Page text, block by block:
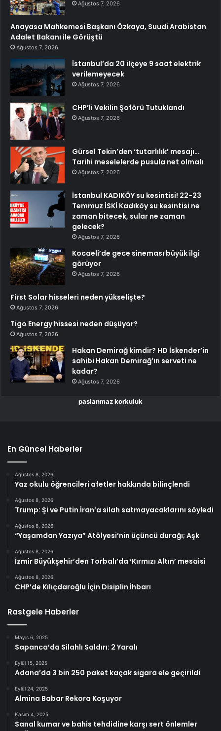
Ağustos 7, 2026
Anayasa Mahkemesi Başkanı Özkaya, Suudi Arabistan
Adalet Bakanı ile Görüştü
Ağustos 7, 2026
İstanbul’da 20 ilçeye 9 saat elektrik
verilemeyecek
Ağustos 7, 2026
CHP’li Vekilin Şoförü Tutuklandı
Ağustos 7, 2026
Gürsel Tekin’den ‘tutarlılık’ mesajı…
Tarihi meselelerde pusula net olmalı
Ağustos 7, 2026
İstanbul KADIKÖY su kesintisi! 22-23
Temmuz İSKİ Kadıköy su kesintisi ne
zaman bitecek, sular ne zaman
gelecek?
Ağustos 7, 2026
Kocaeli’de gece sineması büyük ilgi
görüyor
Ağustos 7, 2026
First Solar hisseleri neden yükselişte?
Ağustos 7, 2026
Tigo Energy hissesi neden düşüyor?
Ağustos 7, 2026
Hakan Demirağ kimdir? HD İskender’in
sahibi Hakan Demirağ’ın serveti ne
kadar?
Ağustos 7, 2026
paslanmaz korkuluk
En Güncel Haberler
Ağustos 8, 2026
Yaz okulu öğrencileri afetler hakkında bilinçlendi
Ağustos 8, 2026
Trump: Şi ve Putin İran’a silah satmayacaklarını söyledi
Ağustos 8, 2026
“Yaşamdan Yazıya” Atölyesi’nin üçüncü durağı; Aşk
Ağustos 8, 2026
İzmir Büyükşehir’den Torbalı’da ‘Kırmızı Altın’ mesaisi
Ağustos 8, 2026
CHP’de Kılıçdaroğlu İçin Disiplin İhbarı
Rastgele Haberler
Mayıs 6, 2025
Sapanca’da Silahlı Saldırı: 2 Yaralı
Eylül 15, 2025
Adana’da 3 bin 250 paket kaçak sigara ele geçirildi
Eylül 24, 2025
Almina Babar Rekora Koşuyor
Kasım 4, 2025
Sanal kumar ve bahis tehdidine karşı sert önlemler